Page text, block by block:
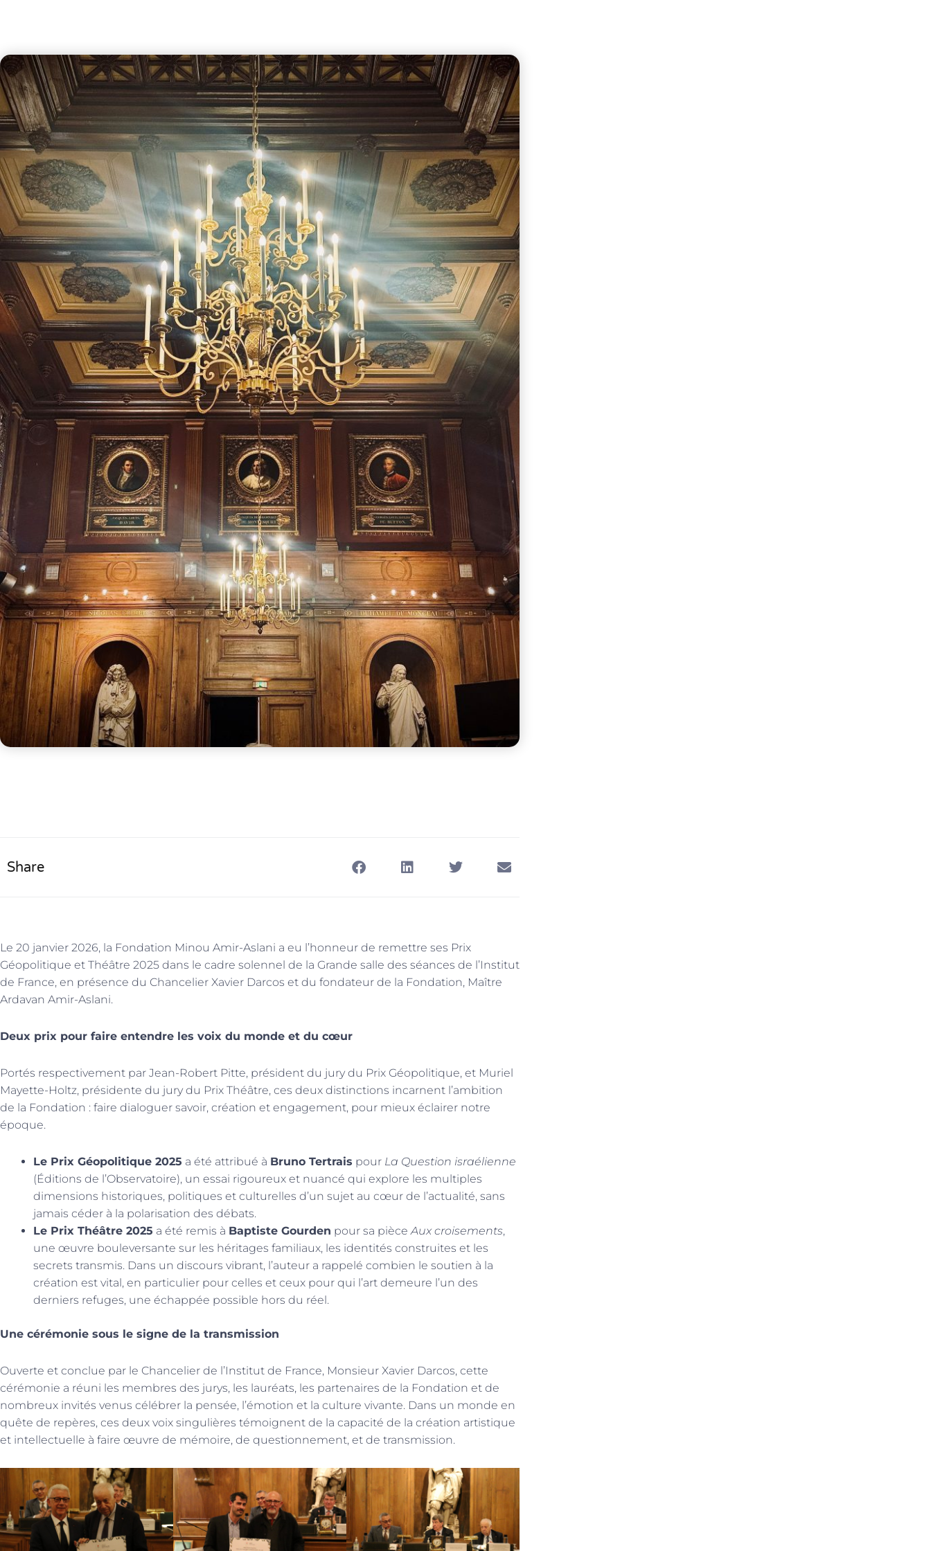
Share
Le 20 janvier 2026, la Fondation Minou Amir-Aslani a eu l’honneur de remettre ses Prix
Géopolitique et Théâtre 2025 dans le cadre solennel de la Grande salle des séances de l’Institut
de France, en présence du Chancelier Xavier Darcos et du fondateur de la Fondation, Maître
Ardavan Amir-Aslani.
Deux prix pour faire entendre les voix du monde et du cœur
Portés respectivement par Jean-Robert Pitte, président du jury du Prix Géopolitique, et Muriel
Mayette-Holtz, présidente du jury du Prix Théâtre, ces deux distinctions incarnent l’ambition
de la Fondation : faire dialoguer savoir, création et engagement, pour mieux éclairer notre
époque.
Le Prix Géopolitique 2025 a été attribué à Bruno Tertrais pour La Question israélienne
(Éditions de l’Observatoire), un essai rigoureux et nuancé qui explore les multiples
dimensions historiques, politiques et culturelles d’un sujet au cœur de l’actualité, sans
jamais céder à la polarisation des débats.
Le Prix Théâtre 2025 a été remis à Baptiste Gourden pour sa pièceAux croisements,
une œuvre bouleversante sur les héritages familiaux, les identités construites et les
secrets transmis. Dans un discours vibrant, l’auteur a rappelé combien le soutien à la
création est vital, en particulier pour celles et ceux pour qui l’art demeure l’un des
derniers refuges, une échappée possible hors du réel.
Une cérémonie sous le signe de la transmission
Ouverte et conclue par le Chancelier de l’Institut de France, Monsieur Xavier Darcos, cette
cérémonie a réuni les membres des jurys, les lauréats, les partenaires de la Fondation et de
nombreux invités venus célébrer la pensée, l’émotion et la culture vivante. Dans un monde en
quête de repères, ces deux voix singulières témoignent de la capacité de la création artistique
et intellectuelle à faire œuvre de mémoire, de questionnement, et de transmission.